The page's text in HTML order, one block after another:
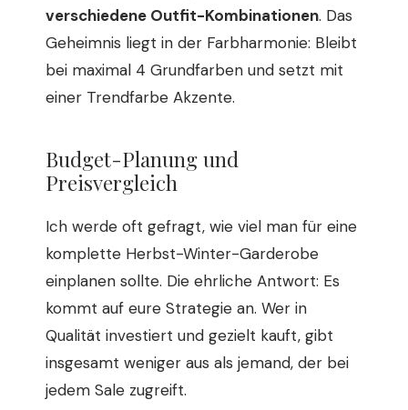
verschiedene Outfit-Kombinationen. Das
Geheimnis liegt in der Farbharmonie: Bleibt
bei maximal 4 Grundfarben und setzt mit
einer Trendfarbe Akzente.
Budget-Planung und
Preisvergleich
Ich werde oft gefragt, wie viel man für eine
komplette Herbst-Winter-Garderobe
einplanen sollte. Die ehrliche Antwort: Es
kommt auf eure Strategie an. Wer in
Qualität investiert und gezielt kauft, gibt
insgesamt weniger aus als jemand, der bei
jedem Sale zugreift.